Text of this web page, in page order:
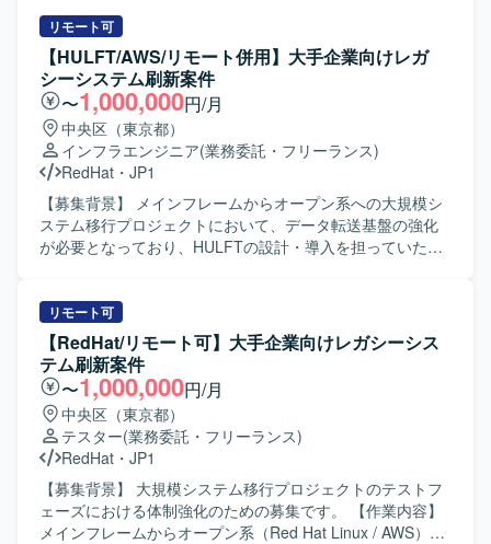
クトに参画していただきます。インフラ基盤、ミドルウェ
ア、運用設計の専門チームに分かれ、JP1/IM3を用いた監視
運用への切り替えに伴う各種設計・構築および関連業務を
実施していただきます。また、顧客向けの方式説明書や各
種ドキュメントの作成も担当していただきます。 【求める
人物像】 汎用機とオープン系双方の技術に対して主体的に
キャッチアップしながら取り組んでいただける方を求めて
います。関係者と円滑にコミュニケーションを取りなが
ら、ドキュメント作成や説明などの業務も丁寧に対応して
いただける方が望ましいです。 【ポジションの魅力】 大規
模なレガシーシステム刷新プロジェクトに携わることで、
設計まで一連の工程に関わることで、上流から下流までの
経験を積むことができます。 【開発環境】 AWS、Red Hat
Linux、Openframe、HULFT8/10、SMAIL、JP1/AJS、
JP1/IM3、OpenMagic、Tibero などを利用しています。
リモート可
【HULFT/AWS/リモート併用】大手企業向けレガ
シーシステム刷新案件
〜1,000,000円/月
中央区（東京都）
インフラエンジニア(業務委託・フリーランス)
RedHat ・ JP1
【募集背景】 メインフレームからオープン系への大規模シ
ステム移行プロジェクトにおいて、データ転送基盤の強化
が必要となっており、HULFTの設計・導入を担っていただ
クトに参画していただきます。インフラ基盤、ミドルウェ
ア、運用設計の専門チームの一員として、HULFTを用いた
データ転送方式の検討および設計、導入を行っていただき
ます。また、JP1/IM3への監視運用切り替えに関連する業務
や、各種ドキュメントの作成などもご対応いただきます。
【求める人物像】 関係者とコミュニケーションを取りなが
ら主体的に業務を進めていただける方を求めております。
顧客への説明資料作成や方式説明に抵抗がなく、技術面と
ドキュメント作成の双方にバランスよく取り組んでいただ
ける方が望ましいです。 【ポジションの魅力】 大規模なレ
ガシーシステム刷新プロジェクトに参画することで、メイ
リモート可
【RedHat/リモート可】大手企業向けレガシーシス
テム刷新案件
〜1,000,000円/月
中央区（東京都）
テスター(業務委託・フリーランス)
RedHat ・ JP1
【募集背景】 大規模システム移行プロジェクトのテストフ
ェーズにおける体制強化のための募集です。 【作業内容】
メインフレームからオープン系（Red Hat Linux / AWS）へ